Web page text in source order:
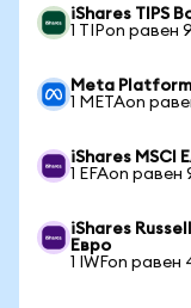
iShares TIPS
1 TIPon равен
Meta
1 METAon
iShares MSCI
1 EFAon
iShares
Евро
1 IWFon